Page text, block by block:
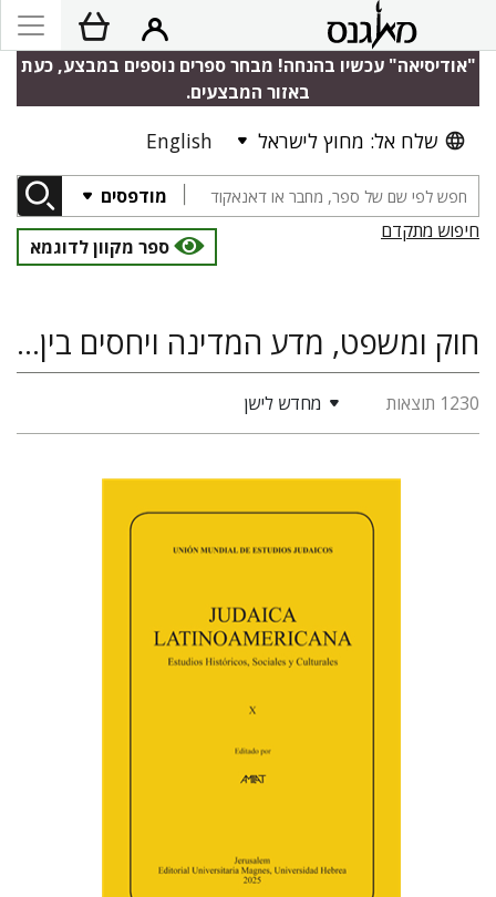
"אודיסיאה" עכשיו בהנחה! מבחר ספרים נוספים במבצע, כעת
באזור המבצעים.
שלח אל: מחוץ לישראל English
מודפסים
חיפוש מתקדם
ספר מקוון לדוגמא
חוק ומשפט, מדע המדינה ויחסים בין-לאומיים, היסטוריה
1230 תוצאות מחדש לישן
פלורינדה פ. גולדברג.
פולט
קרשונוביץ שוסטר
דבי רויטמן אפרים זדוף
$53
$48